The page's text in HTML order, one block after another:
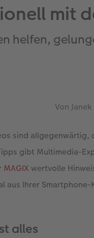
mit
helfen,
Von
sind allgegenwärtig,
gibt Multimedia-
MAGIX wertvolle
aus Ihrer
alles